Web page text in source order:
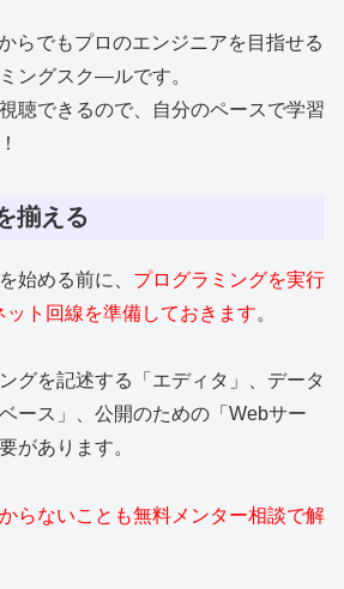
らでもプロのエンジニアを目指せる
ングスク―ルです。
聴できるので、自分のペースで学習
揃える
始める前に、 プログラミングを実行
ト回線を準備しておきます。
グを記述する「エディタ」、データ
ース」、公開のための「Webサー
があります。
らないことも無料メンター相談で解